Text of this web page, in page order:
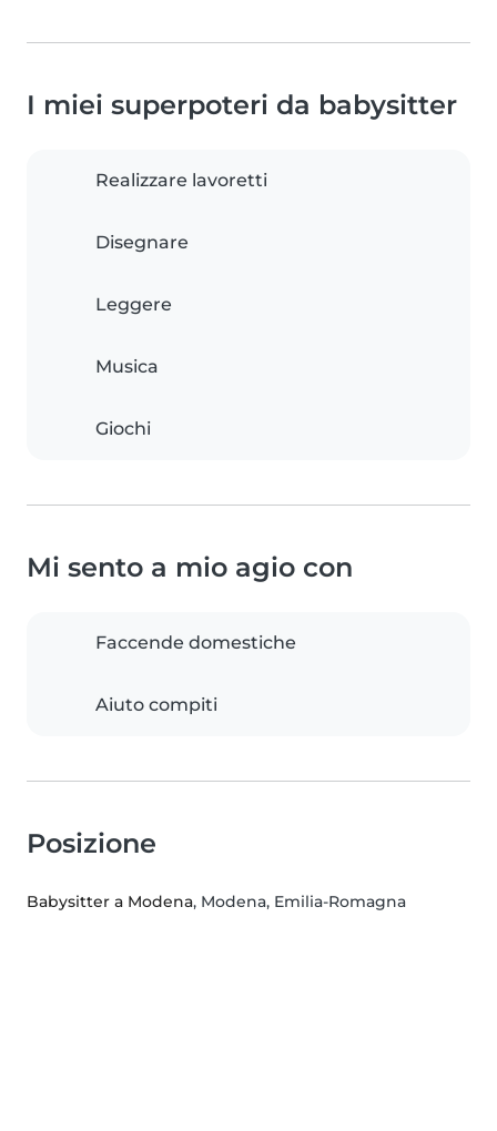
I miei superpoteri da babysitter
Realizzare lavoretti
Disegnare
Leggere
Musica
Giochi
Mi sento a mio agio con
Faccende domestiche
Aiuto compiti
Posizione
Babysitter a Modena, Modena, Emilia-Romagna